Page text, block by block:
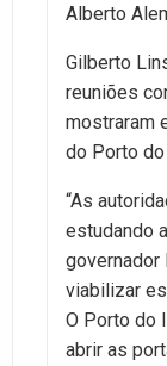
Alberto
Gilberto
reuniões
mostraram
do Porto do
“As
estudando
governador
viabilizar
O Porto do
abrir as